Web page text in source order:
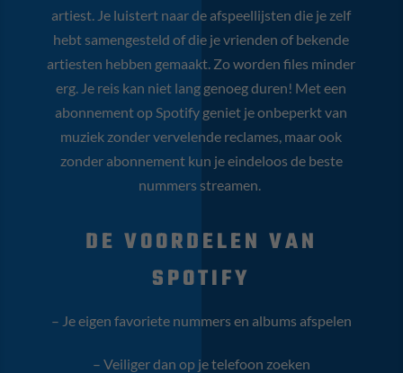
artiest. Je luistert naar de afspeellijsten die je zelf
hebt samengesteld of die je vrienden of bekende
artiesten hebben gemaakt. Zo worden files minder
erg. Je reis kan niet lang genoeg duren! Met een
abonnement op Spotify geniet je onbeperkt van
muziek zonder vervelende reclames, maar ook
zonder abonnement kun je eindeloos de beste
nummers streamen.
DE VOORDELEN VAN
SPOTIFY
– Je eigen favoriete nummers en albums afspelen
– Veiliger dan op je telefoon zoeken